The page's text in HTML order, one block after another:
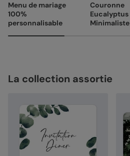
Menu de mariage
100%
personnalisable
Couronne
Eucalyptus
Minimaliste
La collection assortie